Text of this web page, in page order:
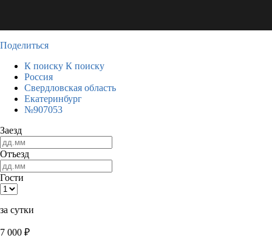
Поделиться
К поиску К поиску
Россия
Свердловская область
Екатеринбург
№907053
Заезд
Отъезд
Гости
за сутки
7 000 ₽